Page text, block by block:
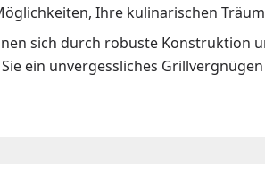
Ihre kulinarischen
sich durch robuste Konstruktion
ein unvergessliches